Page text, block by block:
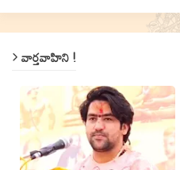
వార్తవాహిని !